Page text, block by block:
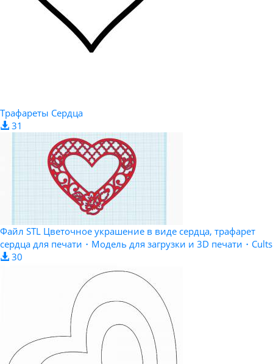
Трафареты Сердца
31
Файл STL Цветочное украшение в виде сердца, трафарет
сердца для печати・Модель для загрузки и 3D печати・Cults
30